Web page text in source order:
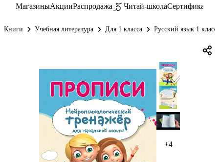
МагазиныАкцииРаспродажа Читай-школаСертификаты
Книги Учебная литература Для 1 класса Русский язык 1 класс
+4